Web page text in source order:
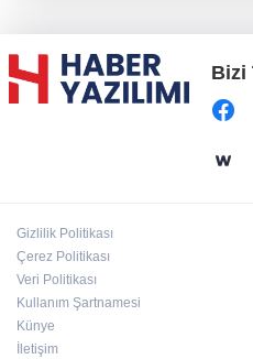
Başkent'in
sürüyor
Bizi
Gizlilik Politikası
Çerez Politikası
Veri Politikası
Kullanım Şartnamesi
Künye
İletişim